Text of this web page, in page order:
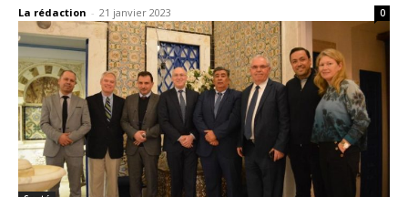
La rédaction - 21 janvier 2023 0